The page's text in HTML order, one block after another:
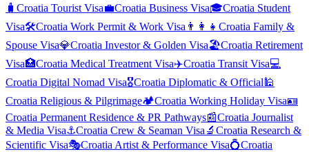
🧳 Croatia Tourist Visa💼Croatia Business Visa🎓Croatia Student
Visa🛠️Croatia Work Permit & Work Visa 👨‍👩‍👧 Croatia Family &
Spouse Visa💎Croatia Investor & Golden Visa🏖️Croatia Retirement
Visa🏥Croatia Medical Treatment Visa✈️Croatia Transit Visa💻
Croatia Digital Nomad Visa🎖️Croatia Diplomatic & Official 🕌
Croatia Religious & Pilgrimage🏕️Croatia Working Holiday Visa🪪
Croatia Permanent Residence & PR Pathways📰Croatia Journalist
& Media Visa⚓Croatia Crew & Seaman Visa 🔬 Croatia Research &
Scientific Visa🎭Croatia Artist & Performance Visa💍Croatia